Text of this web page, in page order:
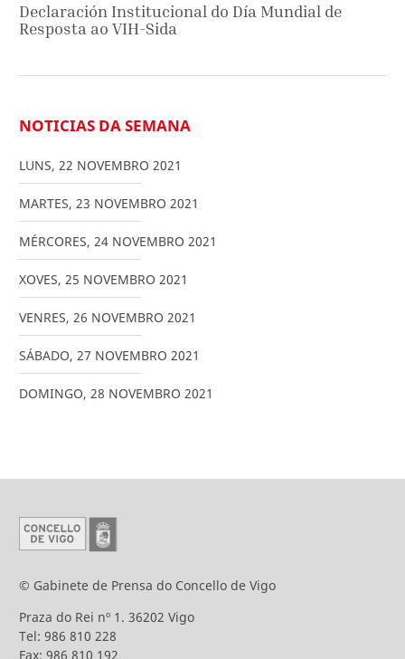
Declaración Institucional do Día Mundial de
Resposta ao VIH-Sida
NOTICIAS DA SEMANA
LUNS, 22 NOVEMBRO 2021
MARTES, 23 NOVEMBRO 2021
MÉRCORES, 24 NOVEMBRO 2021
XOVES, 25 NOVEMBRO 2021
VENRES, 26 NOVEMBRO 2021
SÁBADO, 27 NOVEMBRO 2021
DOMINGO, 28 NOVEMBRO 2021
© Gabinete de Prensa do Concello de Vigo
Praza do Rei nº 1. 36202 Vigo
Tel: 986 810 228
Fax: 986 810 192